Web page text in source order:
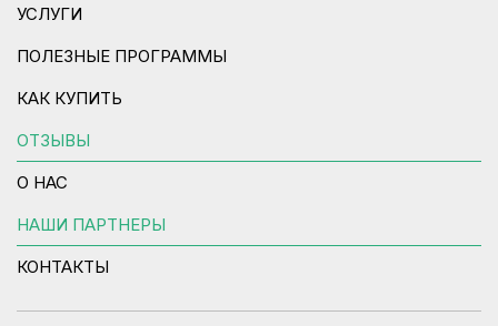
УСЛУГИ
ПОЛЕЗНЫЕ ПРОГРАММЫ
КАК КУПИТЬ
ОТЗЫВЫ
О НАС
НАШИ ПАРТНЕРЫ
КОНТАКТЫ